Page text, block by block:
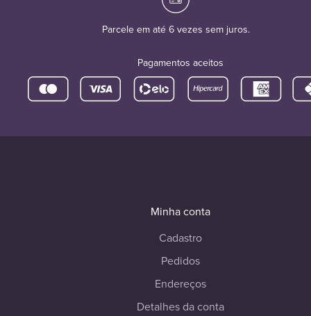
Parcele em até 6 vezes sem juros.
Pagamentos aceitos
Minha conta
Cadastro
Pedidos
Endereços
Detalhes da conta